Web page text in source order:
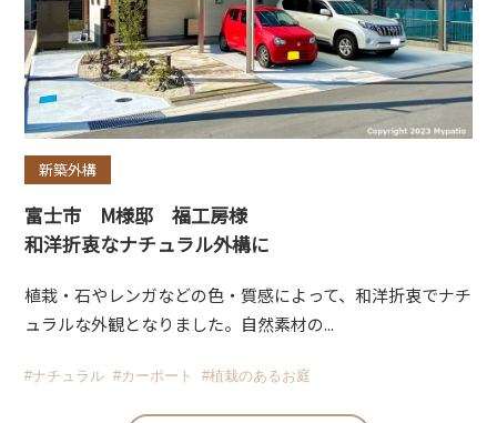
新築外構
富士市 M様邸 福工房様
和洋折衷なナチュラル外構に
植栽・石やレンガなどの色・質感によって、和洋折衷でナチ
ュラルな外観となりました。自然素材の...
#ナチュラル #カーポート #植栽のあるお庭